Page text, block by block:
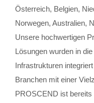
Österreich, Belgien,
Norwegen, Australien,
Unsere hochwertigen
Lösungen wurden in
Infrastrukturen
Branchen mit einer
PROSCEND ist